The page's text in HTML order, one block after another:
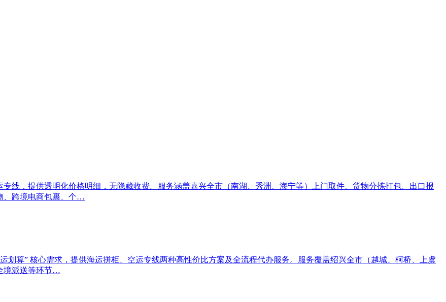
线，提供透明化价格明细，无隐藏收费。服务涵盖嘉兴全市（南湖、秀洲、海宁等）上门取件、货物分拣打包、出口报
、跨境电商包裹、个…
划算” 核心需求，提供海运拼柜、空运专线两种高性价比方案及全流程代办服务。服务覆盖绍兴全市（越城、柯桥、上虞
境派送等环节…